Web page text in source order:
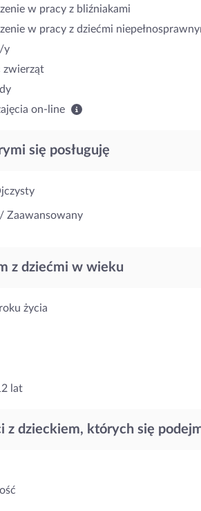
w pracy z bliźniakami
w pracy z dziećmi
y
zwierząt
on-line
się posługuję
Zaawansowany
z dziećmi w wieku
życia
lat
z dzieckiem, których się